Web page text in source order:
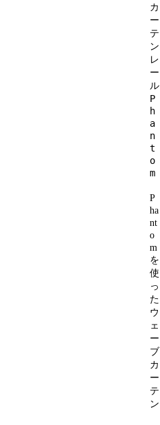
カ
ー
テ
ン
レ
ー
ル
P
h
a
n
t
o
m
P
ha
nt
o
m
を
使
っ
た
ウ
ェ
ー
ブ
カ
ー
テ
ン